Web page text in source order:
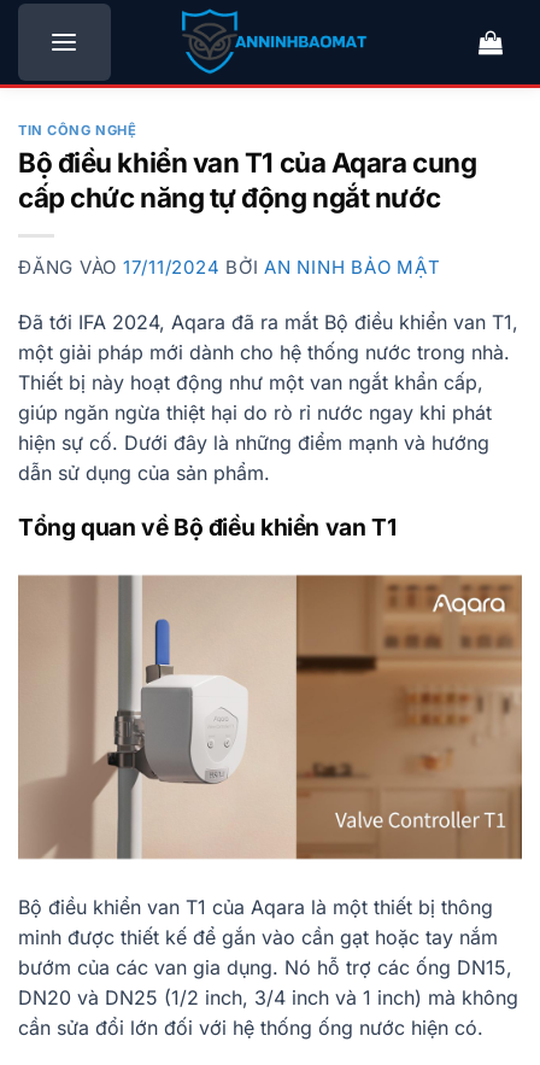
Bỏ
nội
TIN CÔNG NGHỆ
Bộ điều khiển van T1 của Aqara cung
cấp chức năng tự động ngắt nước
ĐĂNG VÀO 17/11/2024 BỞI AN NINH BẢO MẬT
Đã tới IFA 2024, Aqara đã ra mắt Bộ điều khiển van T1,
một giải pháp mới dành cho hệ thống nước trong nhà.
Thiết bị này hoạt động như một van ngắt khẩn cấp,
giúp ngăn ngừa thiệt hại do rò rỉ nước ngay khi phát
hiện sự cố. Dưới đây là những điểm mạnh và hướng
dẫn sử dụng của sản phẩm.
Tổng quan về Bộ điều khiển van T1
Bộ điều khiển van T1 của Aqara là một thiết bị thông
minh được thiết kế để gắn vào cần gạt hoặc tay nắm
bướm của các van gia dụng. Nó hỗ trợ các ống DN15,
DN20 và DN25 (1/2 inch, 3/4 inch và 1 inch) mà không
cần sửa đổi lớn đối với hệ thống ống nước hiện có.